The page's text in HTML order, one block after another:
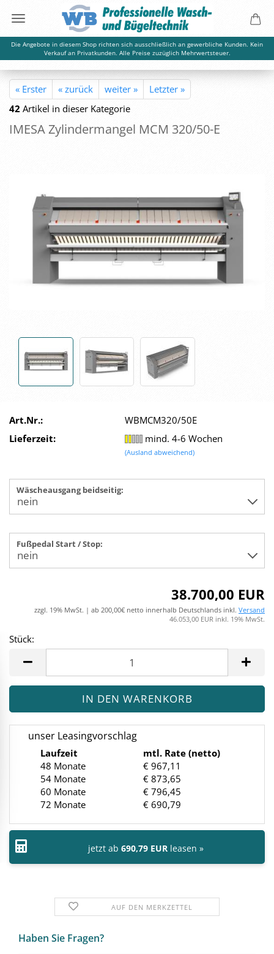
Die Angebote in diesem Shop richten sich ausschließlich an gewerbliche Kunden. Kein
Verkauf an Privatkunden. Alle Preise zuzüglich Mehrwertsteuer.
« Erster « zurück weiter »
Letzter »
42 Artikel in dieser Kategorie
IMESA Zy­lin­der­man­gel MCM 320/50-E
Art.Nr.:
WBMCM320/50E
Lieferzeit:
mind. 4-6 Wochen
(Ausland abweichend)
Wäscheausgang beidseitig:
Fußpedal Start / Stop:
38.700,00 EUR
zzgl. 19% MwSt. | ab 200,00€ netto innerhalb Deutschlands inkl. Versand
46.053,00 EUR inkl. 19% MwSt.
Stück:
unser Leasingvorschlag
Laufzeit
mtl. Rate (netto)
48 Monate
€ 967,11
54 Monate
€ 873,65
60 Monate
€ 796,45
72 Monate
€ 690,79
jetzt ab 690,79 EUR leasen »
AUF DEN MERKZETTEL
Haben Sie Fra­gen?